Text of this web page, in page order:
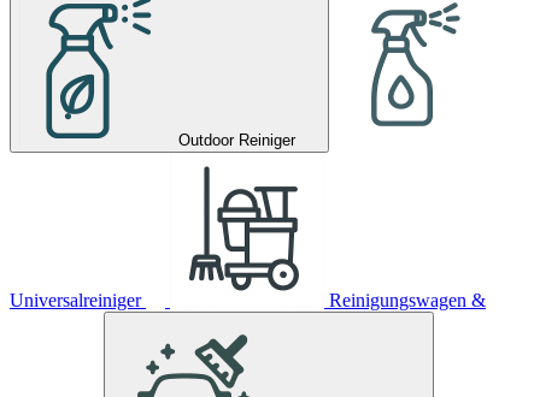
Outdoor Reiniger
Universalreiniger Reinigungswagen &